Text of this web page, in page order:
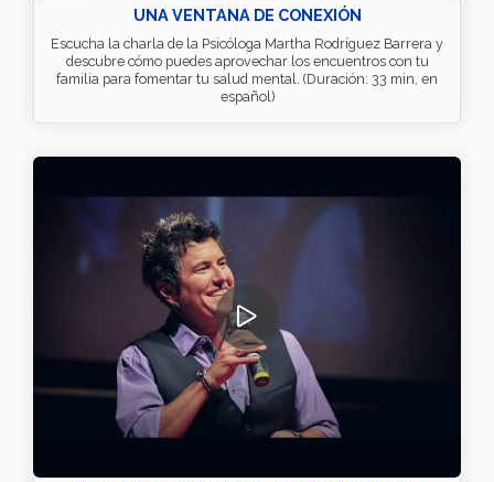
UNA VENTANA DE CONEXIÓN
Escucha la charla de la Psicóloga Martha Rodríguez Barrera y
descubre cómo puedes aprovechar los encuentros con tu
familia para fomentar tu salud mental. (Duración: 33 min, en
español)